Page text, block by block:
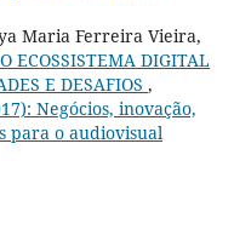
Maria Ferreira Vieira,
ECOSSISTEMA DIGITAL
E DESAFIOS ,
Negócios, inovação,
para o audiovisual